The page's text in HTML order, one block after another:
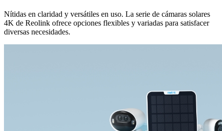
Nítidas en claridad y versátiles en uso. La serie de cámaras solares
4K de Reolink ofrece opciones flexibles y variadas para satisfacer
diversas necesidades.